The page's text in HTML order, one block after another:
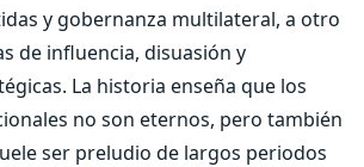
y gobernanza multilateral, a otro
de influencia, disuasión y
La historia enseña que los
no son eternos, pero también
ser preludio de largos periodos